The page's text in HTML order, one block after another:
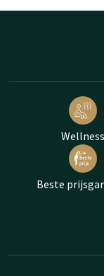
Wellness
Beste